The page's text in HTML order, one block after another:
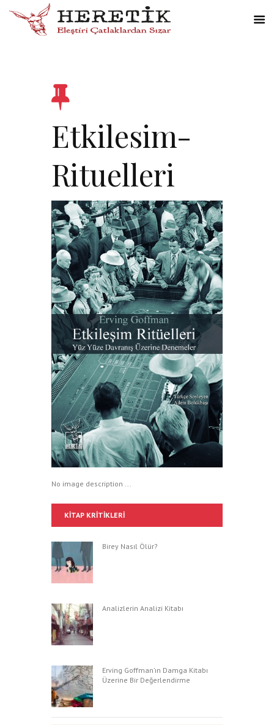
Etkilesim-
Rituelleri
No image description ...
KITAP KRITIKLERI
Birey Nasıl Ölür?
Analizlerin Analizi Kitabı
Erving Goffman’ın Damga Kitabı
Üzerine Bir Değerlendirme